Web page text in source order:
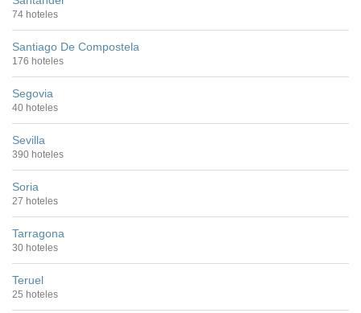
74 hoteles
Santiago De Compostela
176 hoteles
Segovia
40 hoteles
Sevilla
390 hoteles
Soria
27 hoteles
Tarragona
30 hoteles
Teruel
25 hoteles